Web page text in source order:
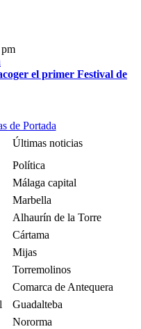
el primer Festival de
de Portada
Últimas noticias
Política
Málaga capital
Marbella
Alhaurín de la Torre
Cártama
Mijas
Torremolinos
Comarca de Antequera
Guadalteba
Nororma